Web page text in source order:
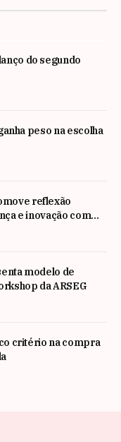
do segundo
peso na escolha
reflexão
e inovação com
Nadim Habib
modelo de
da ARSEG
critério na compra